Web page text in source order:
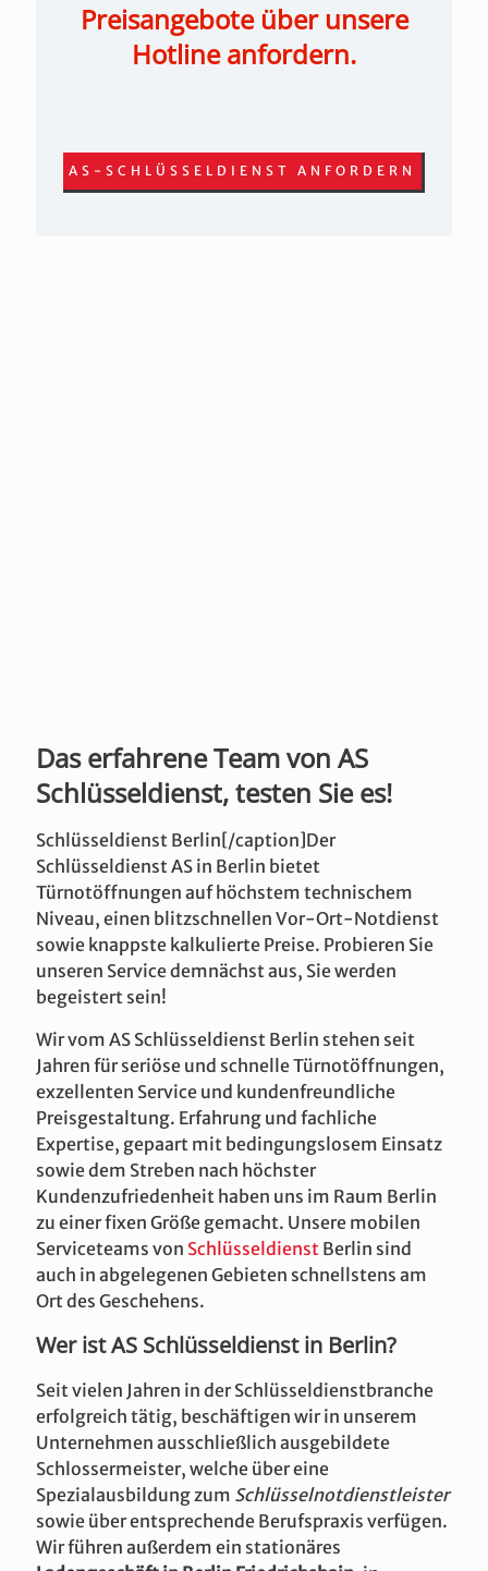
Preisangebote über unsere
Hotline anfordern.
AS-SCHLÜSSELDIENST ANFORDERN
Das erfahrene Team von AS
Schlüsseldienst, testen Sie es!
Schlüsseldienst Berlin[/caption]Der
Schlüsseldienst AS in Berlin bietet
Türnotöffnungen auf höchstem technischem
Niveau, einen blitzschnellen Vor-Ort-Notdienst
sowie knappste kalkulierte Preise. Probieren Sie
unseren Service demnächst aus, Sie werden
begeistert sein!
Wir vom AS Schlüsseldienst Berlin stehen seit
Jahren für seriöse und schnelle Türnotöffnungen,
exzellenten Service und kundenfreundliche
Preisgestaltung. Erfahrung und fachliche
Expertise, gepaart mit bedingungslosem Einsatz
sowie dem Streben nach höchster
Kundenzufriedenheit haben uns im Raum Berlin
zu einer fixen Größe gemacht. Unsere mobilen
Serviceteams von Schlüsseldienst Berlin sind
auch in abgelegenen Gebieten schnellstens am
Ort des Geschehens.
Wer ist AS Schlüsseldienst in Berlin?
Seit vielen Jahren in der Schlüsseldienstbranche
erfolgreich tätig, beschäftigen wir in unserem
Unternehmen ausschließlich ausgebildete
Schlossermeister, welche über eine
Spezialausbildung zum Schlüsselnotdienstleister
sowie über entsprechende Berufspraxis verfügen.
Wir führen außerdem ein stationäres